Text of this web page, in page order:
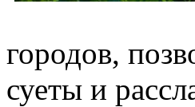
городов,
суеты и